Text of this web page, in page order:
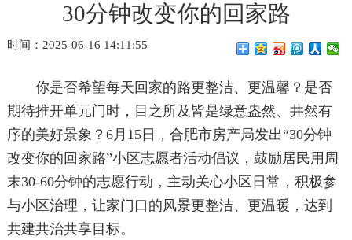
30分钟改变你的回家路
时间：2025-06-16 14:11:55
你是否希望每天回家的路更整洁、更温馨？是否
期待推开单元门时，目之所及皆是绿意盎然、井然有
序的美好景象？6月15日，合肥市房产局发出“30分钟
改变你的回家路”小区志愿者活动倡议，鼓励居民用周
末30-60分钟的志愿行动，主动关心小区日常，积极参
与小区治理，让家门口的风景更整洁、更温暖，达到
共建共治共享目标。